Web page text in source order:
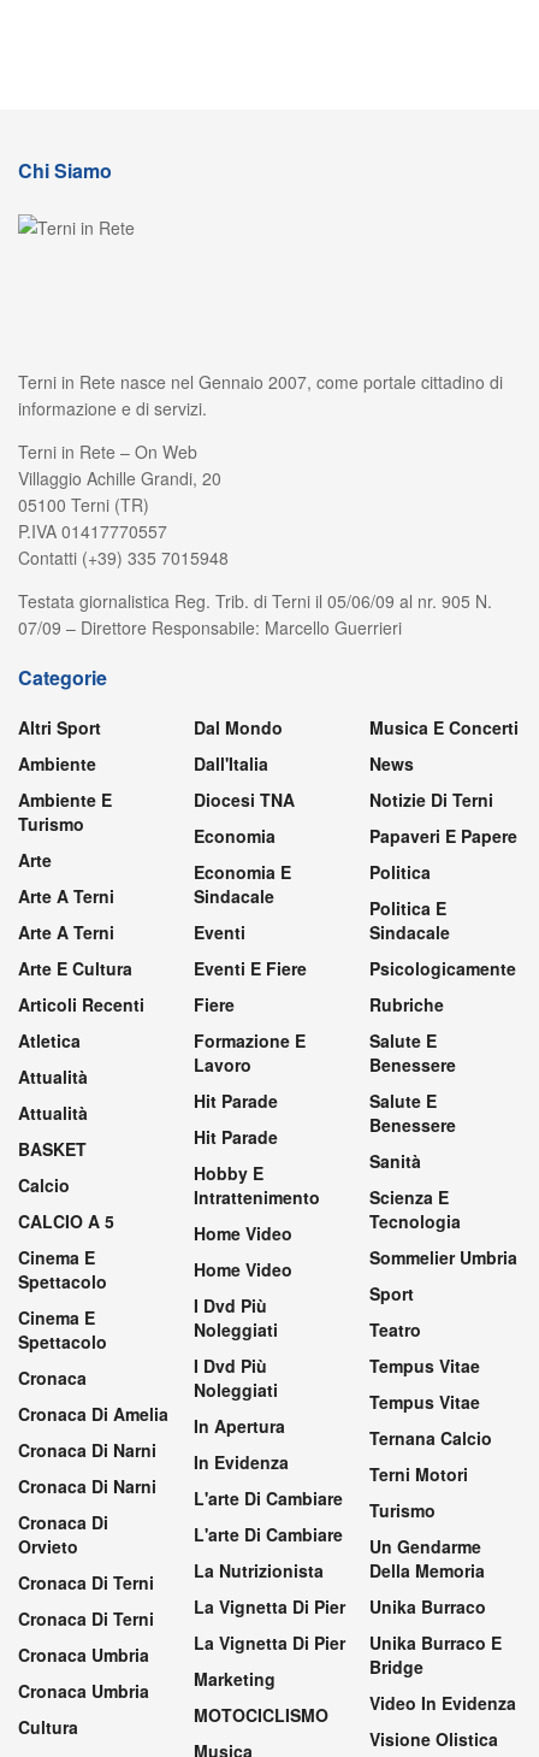
Chi Siamo
Terni in Rete nasce nel Gennaio 2007, come portale cittadino di
informazione e di servizi.
Terni in Rete – On Web
Villaggio Achille Grandi, 20
05100 Terni (TR)
P.IVA 01417770557
Contatti (+39) 335 7015948
Testata giornalistica Reg. Trib. di Terni il 05/06/09 al nr. 905 N.
07/09 – Direttore Responsabile: Marcello Guerrieri
Categorie
Altri Sport
Ambiente
Ambiente E
Turismo
Arte
Arte A Terni
Arte A Terni
Arte E Cultura
Articoli Recenti
Atletica
Attualità
Attualità
BASKET
Calcio
CALCIO A 5
Cinema E
Spettacolo
Cinema E
Spettacolo
Cronaca
Cronaca Di Amelia
Cronaca Di Narni
Cronaca Di Narni
Cronaca Di
Orvieto
Cronaca Di Terni
Cronaca Di Terni
Cronaca Umbria
Cronaca Umbria
Cultura
Dal Mondo
Dall'Italia
Diocesi TNA
Economia
Economia E
Sindacale
Eventi
Eventi E Fiere
Fiere
Formazione E
Lavoro
Hit Parade
Hit Parade
Hobby E
Intrattenimento
Home Video
Home Video
I Dvd Più
Noleggiati
I Dvd Più
Noleggiati
In Apertura
In Evidenza
L'arte Di Cambiare
L'arte Di Cambiare
La Nutrizionista
La Vignetta Di Pier
La Vignetta Di Pier
Marketing
MOTOCICLISMO
Musica
Musica E Concerti
News
Notizie Di Terni
Papaveri E Papere
Politica
Politica E
Sindacale
Psicologicamente
Rubriche
Salute E
Benessere
Salute E
Benessere
Sanità
Scienza E
Tecnologia
Sommelier Umbria
Sport
Teatro
Tempus Vitae
Tempus Vitae
Ternana Calcio
Terni Motori
Turismo
Un Gendarme
Della Memoria
Unika Burraco
Unika Burraco E
Bridge
Video In Evidenza
Visione Olistica